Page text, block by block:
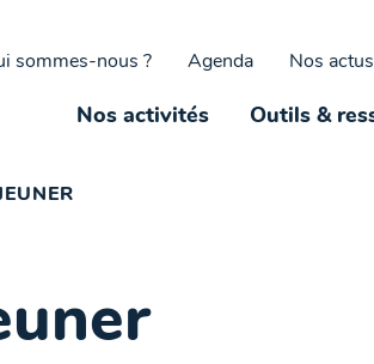
sommes-nous ? Agenda Nos actus
Nos activités Outils &